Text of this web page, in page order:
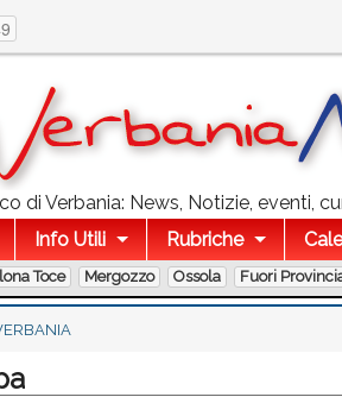
di Verbania: News, Notizie, eventi,
Info Utili Rubriche
Toce Mergozzo Ossola Fuori